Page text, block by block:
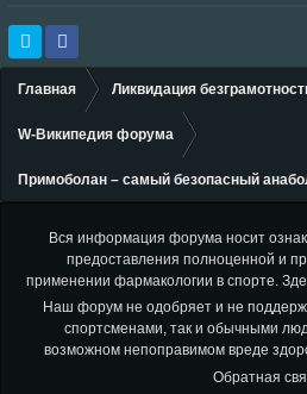
Главная Ликвидация
W-Википедия форума
Примоболан – самый безопасный
Вся информация форума носит
предоставления полноценной и
применении фармакологии в спорте.
Наш форум не одобряет и не
спортсменами, так и обычными
возможном непоправимом вреде
Обратная